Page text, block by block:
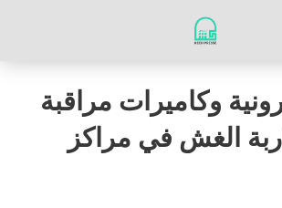
وكاميرات مراقبة
الغش في مراكز